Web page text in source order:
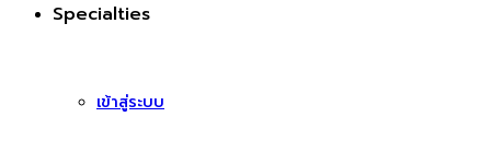
Specialties
เข้าสู่ระบบ